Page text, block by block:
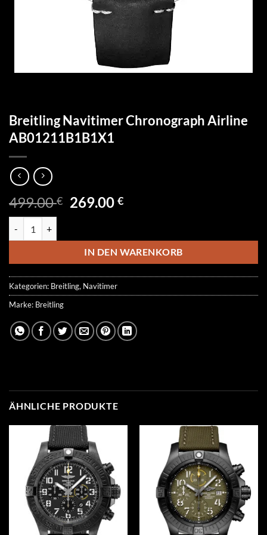
Breitling Navitimer Chronograph Airline
AB01211B1B1X1
499.00€ Ursprünglicher
499.00 €
269.00€Aktueller
269.00 €.
IN DEN WARENKORB
Kategorien: Breitling, Navitimer
Marke: Breitling
ÄHNLICHE PRODUKTE